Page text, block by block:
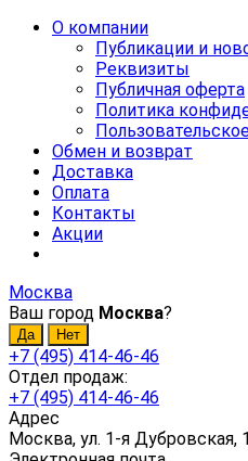
О компании
Публикации и
Реквизиты
Публичная оферта
Политика
Обмен и возврат
Доставка
Оплата
Контакты
Акции
Москва
Ваш город Москва?
+7 (495) 414-46-46
Отдел продаж:
+7 (495) 414-46-46
Адрес
Москва, ул. 1-я Дубровская,